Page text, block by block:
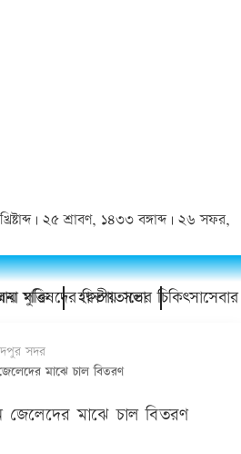
| ২৫ শ্রাবণ, ১৪৩৩ বঙ্গাব্দ | ২৬ সফর,
হাসপাতালের চিকিৎসাসেবার মান
দ্বিতীয় সভা
সদর
মাঝে চাল বিতরণ
জেলেদের মাঝে চাল বিতরণ